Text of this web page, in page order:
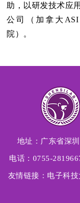
助，以研发技术应
公司（加拿大 ASI
院）。
地址： 广东省深
电话：0755-
友情链接： 电子科技